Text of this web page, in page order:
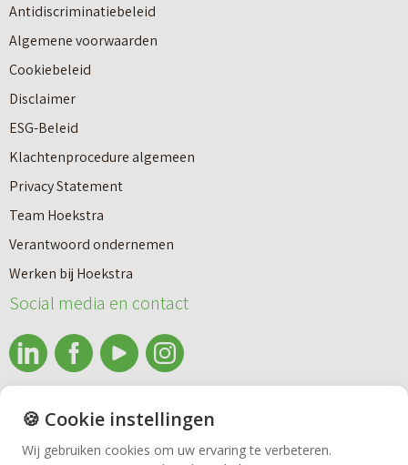
Nieuwbouw
Huren
Bedrijfsmakelaardij
–
S
t
a
d
i
o
n
p
l
e
i
n
Antidiscriminatiebeleid
Algemene voorwaarden
Cookiebeleid
Disclaimer
ESG-Beleid
Klachtenprocedure algemeen
Privacy Statement
Team Hoekstra
Verantwoord ondernemen
Werken bij Hoekstra
Social media en contact
info@makelaardijhoekstra.nl
Alle contactgegevens
🍪 Cookie instellingen
Wij gebruiken cookies om uw ervaring te verbeteren.